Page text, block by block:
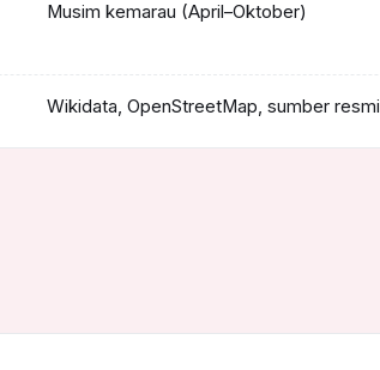
Musim kemarau (April–Oktober)
Wikidata, OpenStreetMap, sumber resmi